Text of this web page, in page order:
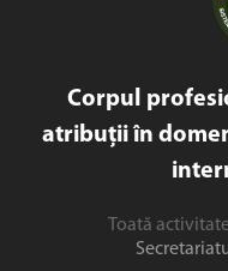
Corpul
atribuții în
Toată